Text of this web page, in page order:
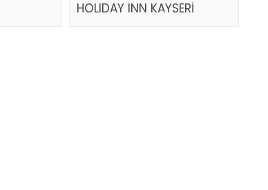
HOLIDAY INN KAYSERİ